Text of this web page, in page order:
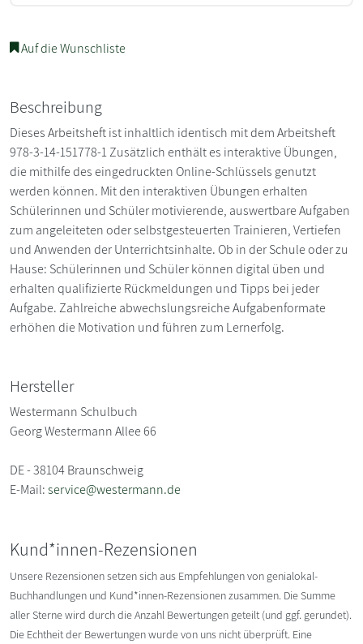
Auf die Wunschliste
Beschreibung
Dieses Arbeitsheft ist inhaltlich identisch mit dem Arbeitsheft
978-3-14-151778-1 Zusätzlich enthält es interaktive Übungen,
die mithilfe des eingedruckten Online-Schlüssels genutzt
werden können. Mit den interaktiven Übungen erhalten
Schülerinnen und Schüler motivierende, auswertbare Aufgaben
zum angeleiteten oder selbstgesteuerten Trainieren, Vertiefen
und Anwenden der Unterrichtsinhalte. Ob in der Schule oder zu
Hause: Schülerinnen und Schüler können digital üben und
erhalten qualifizierte Rückmeldungen und Tipps bei jeder
Aufgabe. Zahlreiche abwechslungsreiche Aufgabenformate
erhöhen die Motivation und führen zum Lernerfolg.
Hersteller
Westermann Schulbuch
Georg Westermann Allee 66
DE - 38104 Braunschweig
E-Mail:service@westermann.de
Kund*innen-Rezensionen
Unsere Rezensionen setzen sich aus Empfehlungen von genialokal-
Buchhandlungen und Kund*innen-Rezensionen zusammen. Die Summe
aller Sterne wird durch die Anzahl Bewertungen geteilt (und ggf. gerundet).
Die Echtheit der Bewertungen wurde von uns nicht überprüft. Eine